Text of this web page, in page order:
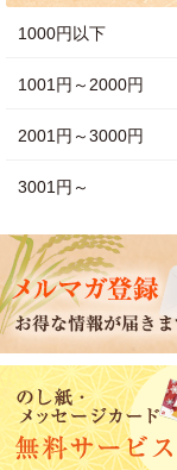
1000円以下
1001円～2000円
2001円～3000円
3001円～